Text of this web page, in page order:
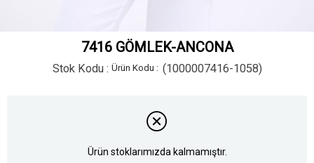
7416 GÖMLEK-ANCONA
Stok Kodu (1000007416-1058)
Ürün stoklarımızda kalmamıştır.